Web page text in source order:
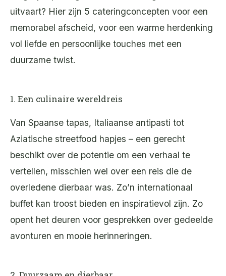
uitvaart? Hier zijn 5 cateringconcepten voor een
memorabel afscheid, voor een warme herdenking
vol liefde en persoonlijke touches met een
duurzame twist.
1. Een culinaire wereldreis
Van Spaanse tapas, Italiaanse antipasti tot
Aziatische streetfood hapjes – een gerecht
beschikt over de potentie om een verhaal te
vertellen, misschien wel over een reis die de
overledene dierbaar was. Zo’n internationaal
buffet kan troost bieden en inspiratievol zijn. Zo
opent het deuren voor gesprekken over gedeelde
avonturen en mooie herinneringen.